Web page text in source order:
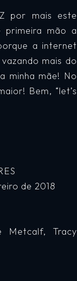
por mais este
primeira mão a
a internet
mais do
minha mãe! No
Bem, “let’s
de 2018
Metcalf, Tracy